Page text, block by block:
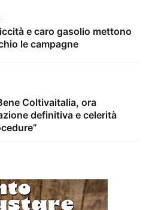
e caro gasolio mettono
le campagne
Coltivaitalia, ora
definitiva e celerità